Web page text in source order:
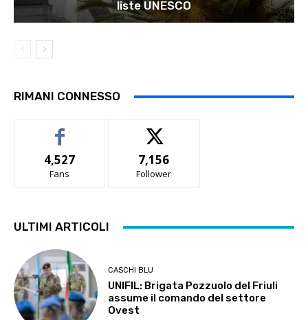
liste UNESCO
RIMANI CONNESSO
4,527
Fans
7,156
Follower
ULTIMI ARTICOLI
CASCHI BLU
UNIFIL: Brigata Pozzuolo del Friuli
assume il comando del settore
Ovest